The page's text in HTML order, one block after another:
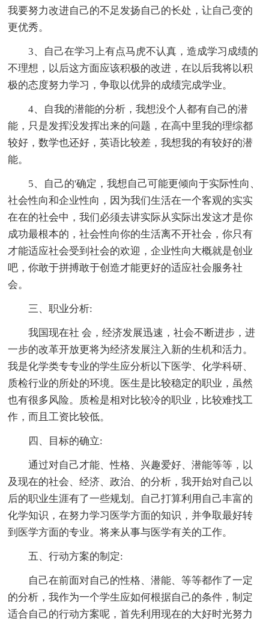
我要努力改进自己的不足发扬自己的长处，让自己变的
更优秀。
3、自己在学习上有点马虎不认真，造成学习成绩的
不理想，以后这方面应该积极的改进，在以后我将以积
极的态度努力学习，争取以优异的成绩完成学业。
4、自我的潜能的分析，我想没个人都有自己的潜
能，只是发挥没发挥出来的问题，在高中里我的理综都
较好，数学也还好，英语比较差，我想我的有较好的潜
能。
5、自己的'确定，我想自己可能更倾向于实际性向、
社会性向和企业性向，因为我们生活在一个客观的实实
在在的社会中，我们必须去讲实际从实际出发这才是你
成功最根本的，社会性向你的生活离不开社会，你只有
才能适应社会受到社会的欢迎，企业性向大概就是创业
吧，你敢于拼搏敢于创造才能更好的适应社会服务社
会。
三、职业分析:
我国现在社 会，经济发展迅速，社会不断进步，进
一步的改革开放更将为经济发展注入新的生机和活力。
我是化学类专专业的学生应分析以下医学、化学科研、
质检行业的所处的环境。医生是比较稳定的职业，虽然
也有很多风险。质检是相对比较冷的职业，比较难找工
作，而且工资比较低。
四、目标的确立:
通过对自己才能、性格、兴趣爱好、潜能等等，以
及现在的社会、经济、政治、的分析，我开始对自己以
后的职业生涯有了一些规划。自己打算利用自己丰富的
化学知识，在努力学习医学方面的知识，并争取最好转
到医学方面的专业。将来从事与医学有关的工作。
五、行动方案的制定:
自己在前面对自己的性格、潜能、等等都作了一定
的分析，我作为一个学生应如何根据自己的条件，制定
适合自己的行动方案呢，首先利用现在的大好时光努力